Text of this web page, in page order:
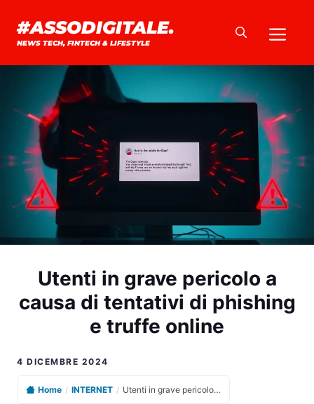
contenuto
#ASSODIGITALE.
NEWS TECH, FINTECH & LIFESTYLE
Utenti in grave pericolo a
causa di tentativi di phishing
e truffe online
4 DICEMBRE 2024
Home / INTERNET / Utenti in grave pericolo a causa di tentativi di phishing e truffe online